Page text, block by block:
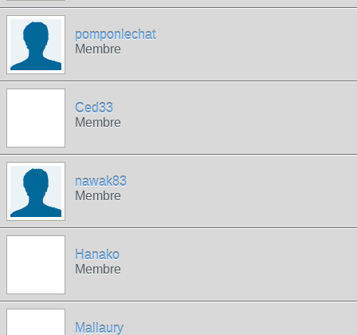
pomponlechat
Membre
Ced33
Membre
nawak83
Membre
Hanako
Membre
Mallaury